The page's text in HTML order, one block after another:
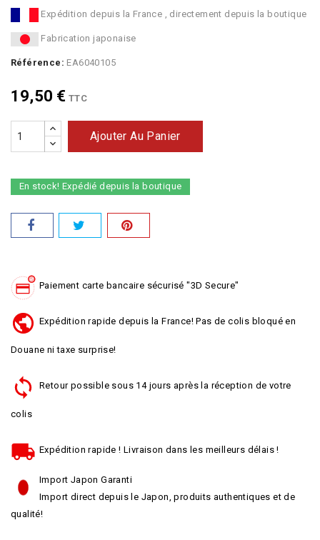
Expédition depuis la France , directement depuis la boutique
Fabrication japonaise
Référence: EA6040105
19,50 € TTC
Ajouter Au Panier
En stock! Expédié depuis la boutique
Paiement carte bancaire sécurisé "3D Secure"
Expédition rapide depuis la France! Pas de colis bloqué en
Douane ni taxe surprise!
Retour possible sous 14 jours après la réception de votre
colis
Expédition rapide ! Livraison dans les meilleurs délais !
Import Japon Garanti
Import direct depuis le Japon, produits authentiques et de
qualité!